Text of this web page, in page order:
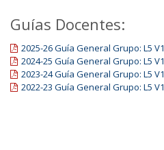
Guías Docentes:
2025-26 Guía General Grupo: L5 V1
2024-25 Guía General Grupo: L5 V1
2023-24 Guía General Grupo: L5 V1
2022-23 Guía General Grupo: L5 V1